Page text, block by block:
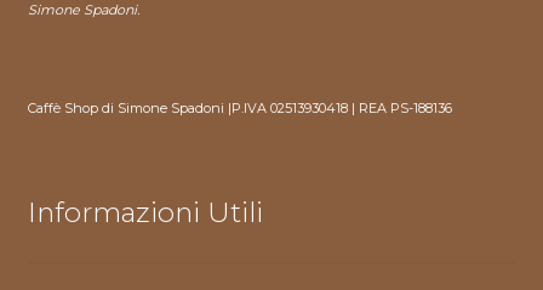
Simone Spadoni.
Caffè Shop di Simone Spadoni |P.IVA 02513930418 | REA PS-188136
Informazioni Utili